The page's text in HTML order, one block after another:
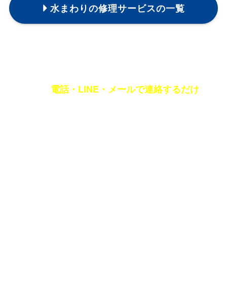
水まわりの修理サービスの一覧
電話・LINE・メールで連絡するだけ